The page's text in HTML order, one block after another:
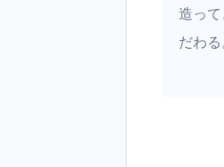
造っ
だわる